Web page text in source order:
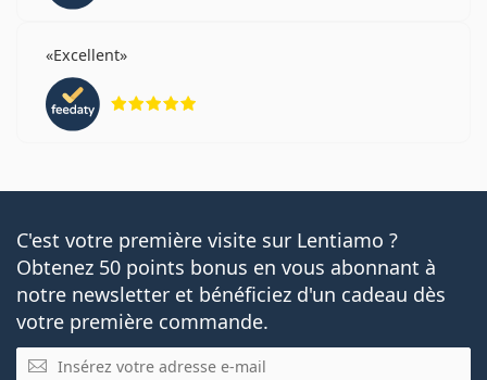
Excellent
C'est votre première visite sur Lentiamo ?
Obtenez 50 points bonus en vous abonnant à
notre newsletter et bénéficiez d'un cadeau dès
votre première commande.
E-mail